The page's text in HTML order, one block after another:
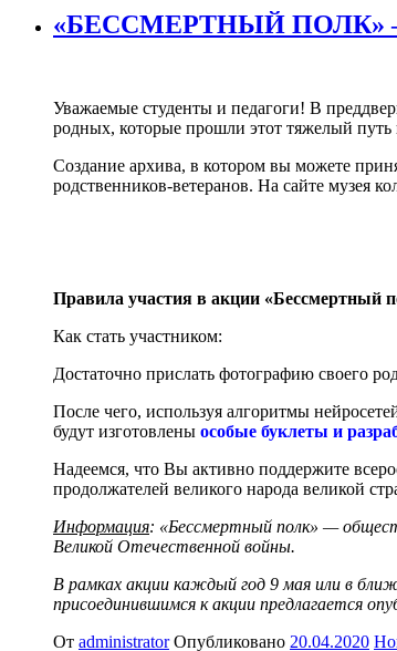
«БЕССМЕРТНЫЙ
Уважаемые студенты и педагоги! В
родных, которые прошли этот тяжелый
Создание архива, в котором вы можете
родственников-ветеранов. На сайте музея
Правила участия в акции
Как стать участником:
Достаточно прислать фотографию своего
После чего, используя алгоритмы
будут изготовлены особые буклеты и
Надеемся, что Вы активно поддержите
продолжателей великого народа великой
Информация: «Бессмертный полк» —
Великой Отечественной войны.
В рамках акции каждый год 9 мая или в
присоединившимся к акции предлагается
От administrator Опубликовано 20.04.2020